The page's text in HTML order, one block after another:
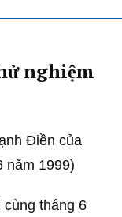
nghiệm
Điền của
năm 1999)
cùng tháng 6